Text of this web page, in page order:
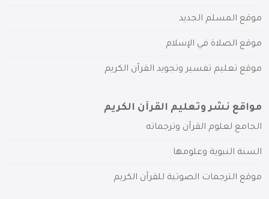
موقع المسلم الجديد
موقع الصلاة في الإسلام
موقع تعليم تفسير وتجويد القرآن الكريم
مواقع نشر وتعليم القرآن الكريم
الجامع لعلوم القرآن وترجماته
السنة النبوية وعلومها
موقع الترجمات الصوتية للقرآن الكريم